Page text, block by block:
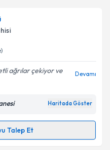
randevu takvimi talebi
randevu almanız için bir
ile bilgilendireceğiz.
ilişkin
Aydınlatma
kabul ediyorum.
ağrılar çekiyor ve
Devamı
Haritada Göster
Talep Et